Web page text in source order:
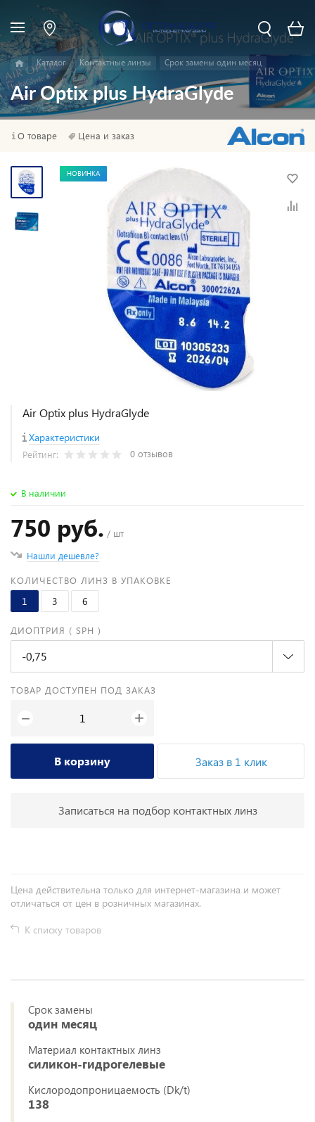
Каталог Контактные линзы Срок замены один месяц
Air Optix plus HydraGlyde
О товаре Цена и заказ
НОВИНКА
Air Optix plus HydraGlyde
Характеристики
Рейтинг: 0 отзывов
В наличии
750 руб. / шт
Нашли дешевле?
КОЛИЧЕСТВО ЛИНЗ В УПАКОВКЕ
1 3 6
ДИОПТРИЯ ( SPH )
-0,75
ТОВАР ДОСТУПЕН ПОД ЗАКАЗ
− +
В корзину Заказ в 1 клик
Записаться на подбор контактных линз
Цена действительна только для интернет-магазина и может
отличаться от цен в розничных магазинах.
К списку товаров
Срок замены
один месяц
Материал контактных линз
силикон-гидрогелевые
Кислородопроницаемость (Dk/t)
138